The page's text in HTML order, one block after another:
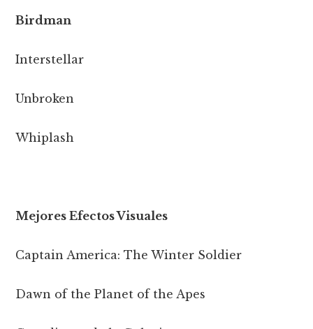
Birdman
Interstellar
Unbroken
Whiplash
Mejores Efectos Visuales
Captain America: The Winter Soldier
Dawn of the Planet of the Apes